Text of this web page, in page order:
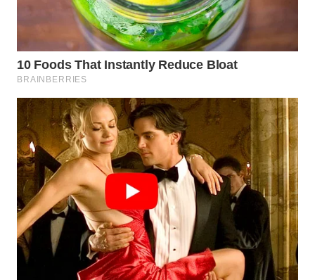
MANDALIKA
WN
LIKUPANG
WN
LABUANBAJO
WN
BORNEO
Wahana
Media
Group